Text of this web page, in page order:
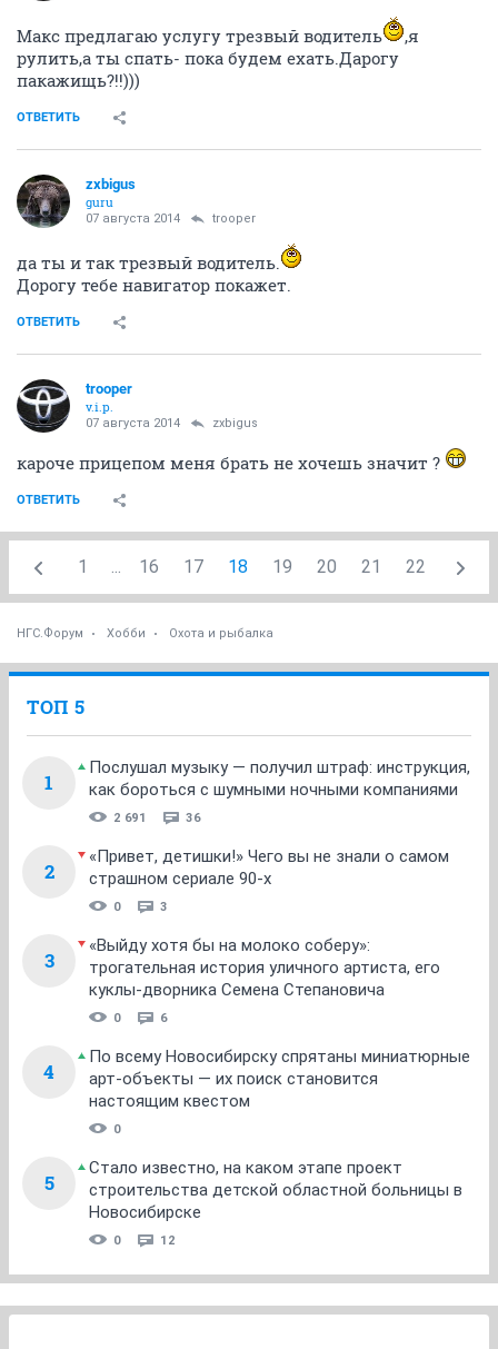
Макс предлагаю услугу трезвый водитель
,я
рулить,а ты спать- пока будем ехать.Дарогу
пакажищь?!!)))
ОТВЕТИТЬ
zxbigus
guru
07 августа 2014 trooper
да ты и так трезвый водитель.
Дорогу тебе навигатор покажет.
ОТВЕТИТЬ
trooper
v.i.p.
07 августа 2014 zxbigus
кароче прицепом меня брать не хочешь значит ?
ОТВЕТИТЬ
1 ... 16 17 18 19 20 21 22
НГС.Форум Хобби Охота и рыбалка
ТОП 5
1
Послушал музыку — получил штраф: инструкция,
как бороться с шумными ночными компаниями
2 691 36
2
«Привет, детишки!» Чего вы не знали о самом
страшном сериале 90-х
0 3
3
«Выйду хотя бы на молоко соберу»:
трогательная история уличного артиста, его
куклы-дворника Семена Степановича
0 6
4
По всему Новосибирску спрятаны миниатюрные
арт-объекты — их поиск становится
настоящим квестом
0
5
Стало известно, на каком этапе проект
строительства детской областной больницы в
Новосибирске
0 12